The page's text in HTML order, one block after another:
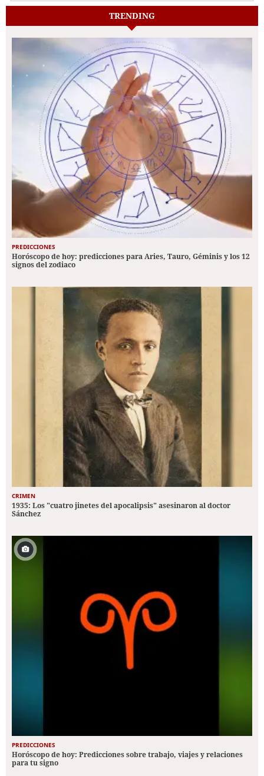
TRENDING
PREDICCIONES
Horóscopo de hoy: predicciones para Aries, Tauro, Géminis y los 12
signos del zodiaco
CRIMEN
1935: Los "cuatro jinetes del apocalipsis" asesinaron al doctor
Sánchez
PREDICCIONES
Horóscopo de hoy: Predicciones sobre trabajo, viajes y relaciones
para tu signo